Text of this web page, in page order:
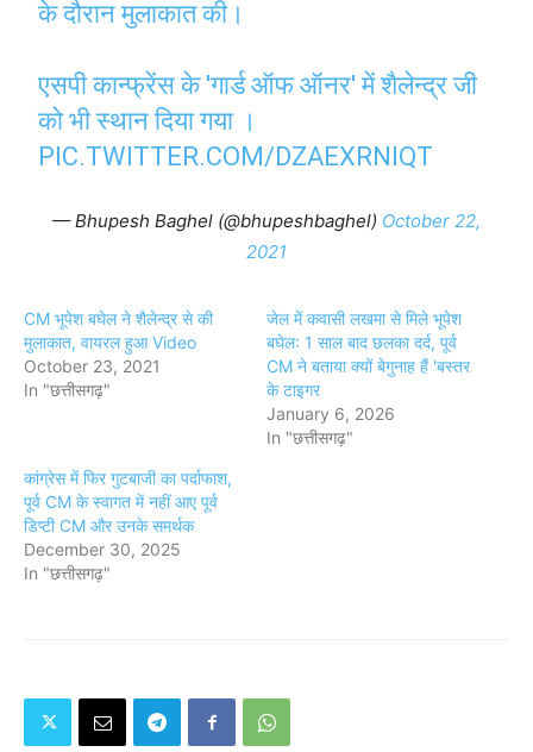
के दौरान मुलाकात की।
एसपी कान्फ्रेंस के 'गार्ड ऑफ ऑनर' में शैलेन्द्र जी
को भी स्थान दिया गया ।
PIC.TWITTER.COM/DZAEXRNIQT
— Bhupesh Baghel (@bhupeshbaghel) October 22,
2021
CM भूपेश बघेल ने शैलेन्द्र से की
मुलाकात, वायरल हुआ Video
October 23, 2021
In "छत्तीसगढ़"
जेल में कवासी लखमा से मिले भूपेश
बघेल: 1 साल बाद छलका दर्द, पूर्व
CM ने बताया क्यों बेगुनाह हैं 'बस्तर
के टाइगर
January 6, 2026
In "छत्तीसगढ़"
कांग्रेस में फिर गुटबाजी का पर्दाफाश,
पूर्व CM के स्वागत में नहीं आए पूर्व
डिप्टी CM और उनके समर्थक
December 30, 2025
In "छत्तीसगढ़"